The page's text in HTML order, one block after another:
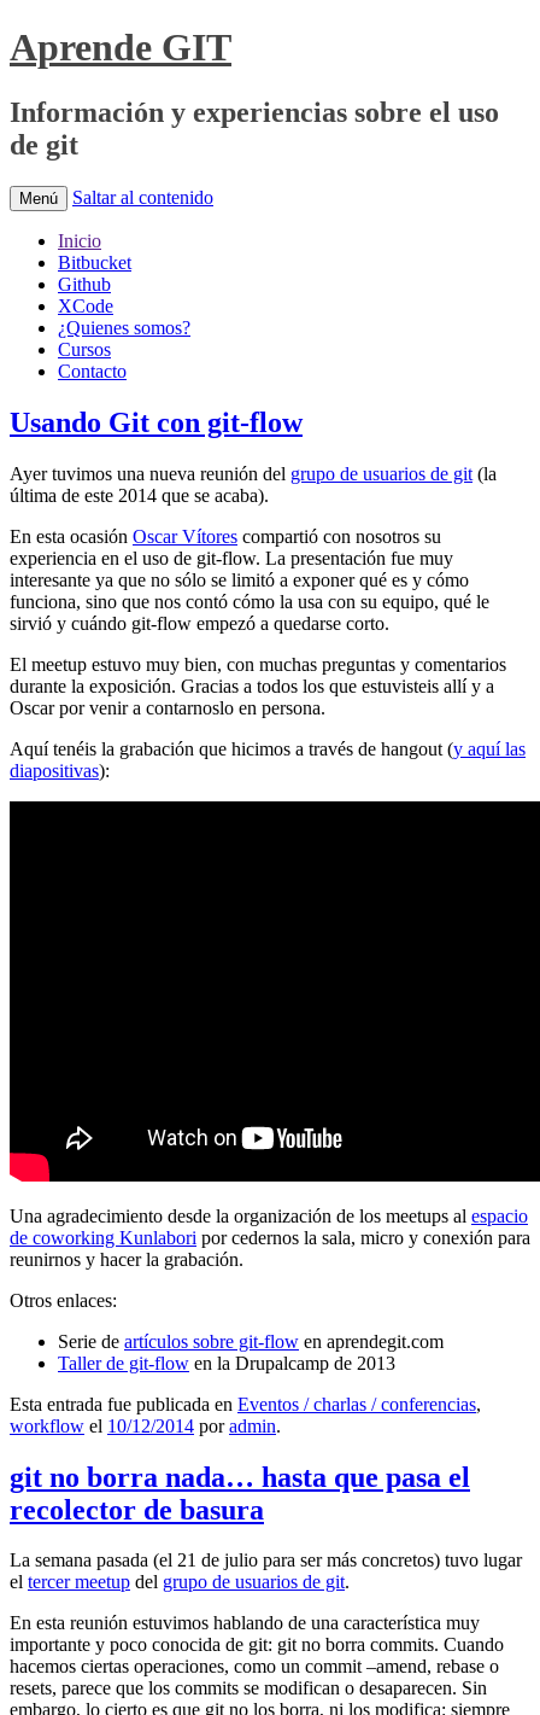
Aprende GIT
Información y experiencias sobre el uso
de git
Menú Saltar al contenido
Inicio
Bitbucket
Github
XCode
¿Quienes somos?
Cursos
Contacto
Usando Git con git-flow
Ayer tuvimos una nueva reunión del grupo de usuarios de git (la
última de este 2014 que se acaba).
En esta ocasión Oscar Vítores compartió con nosotros su
experiencia en el uso de git-flow. La presentación fue muy
interesante ya que no sólo se limitó a exponer qué es y cómo
funciona, sino que nos contó cómo la usa con su equipo, qué le
sirvió y cuándo git-flow empezó a quedarse corto.
El meetup estuvo muy bien, con muchas preguntas y comentarios
durante la exposición. Gracias a todos los que estuvisteis allí y a
Oscar por venir a contarnoslo en persona.
Aquí tenéis la grabación que hicimos a través de hangout (y aquí las
diapositivas):
Una agradecimiento desde la organización de los meetups al espacio
de coworking Kunlabori por cedernos la sala, micro y conexión para
reunirnos y hacer la grabación.
Otros enlaces:
Serie de artículos sobre git-flow en aprendegit.com
Taller de git-flow en la Drupalcamp de 2013
Esta entrada fue publicada en Eventos / charlas / conferencias,
workflow el 10/12/2014 poradmin.
git no borra nada… hasta que pasa el
recolector de basura
La semana pasada (el 21 de julio para ser más concretos) tuvo lugar
el tercer meetup del grupo de usuarios de git.
En esta reunión estuvimos hablando de una característica muy
importante y poco conocida de git: git no borra commits. Cuando
hacemos ciertas operaciones, como un commit –amend, rebase o
resets, parece que los commits se modifican o desaparecen. Sin
embargo, lo cierto es que git no los borra, ni los modifica: siempre